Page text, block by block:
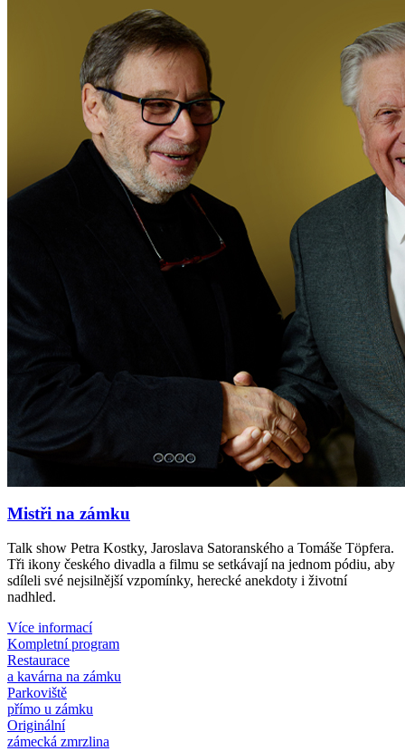
Mistři na zámku
Talk show Petra Kostky, Jaroslava Satoranského a Tomáše Töpfera.
Tři ikony českého divadla a filmu se setkávají na jednom pódiu, aby
sdíleli své nejsilnější vzpomínky, herecké anekdoty i životní
nadhled.
Více informací
Kompletní program
Restaurace
a kavárna na zámku
Parkoviště
přímo u zámku
Originální
zámecká zmrzlina